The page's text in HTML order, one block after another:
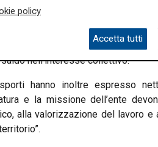
necessità di garantire una linea di
i risultati conseguiti negli ultimi
Ente Bacini viene definito un
nell’interesse collettivo.
hanno inoltre espresso
e la missione dell’ente
alla valorizzazione del lavoro e
policy
Accetta tutti